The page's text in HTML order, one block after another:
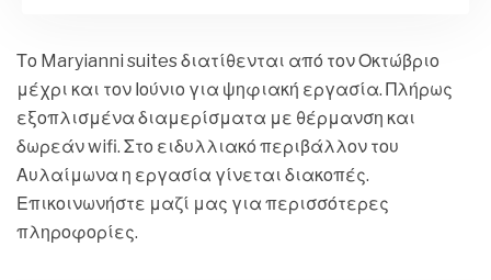
Το Maryianni suites διατίθενται από τον Οκτώβριο
μέχρι και τον Ιούνιο για ψηφιακή εργασία. Πλήρως
εξοπλισμένα διαμερίσματα με θέρμανση και
δωρεάν wifi. Στο ειδυλλιακό περιβάλλον του
Αυλαίμωνα η εργασία γίνεται διακοπές.
Επικοινωνήστε μαζί μας για περισσότερες
πληροφορίες.